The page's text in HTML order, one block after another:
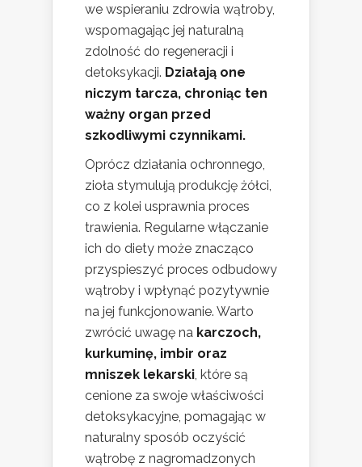
we wspieraniu zdrowia wątroby,
wspomagając jej naturalną
zdolność do regeneracji i
detoksykacji. Działają one
niczym tarcza, chroniąc ten
ważny organ przed
szkodliwymi czynnikami.
Oprócz działania ochronnego,
zioła stymulują produkcję żółci,
co z kolei usprawnia proces
trawienia. Regularne włączanie
ich do diety może znacząco
przyspieszyć proces odbudowy
wątroby i wpłynąć pozytywnie
na jej funkcjonowanie. Warto
zwrócić uwagę na karczoch,
kurkuminę, imbir oraz
mniszek lekarski , które są
cenione za swoje właściwości
detoksykacyjne, pomagając w
naturalny sposób oczyścić
wątrobę z nagromadzonych